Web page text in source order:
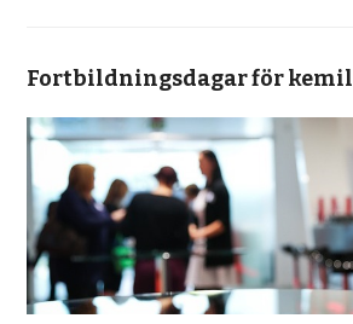
Fortbildningsdagar för